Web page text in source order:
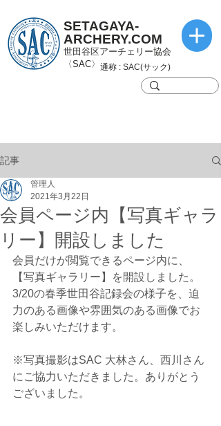
SETAGAYA-
ARCHERY.COM
世田谷区アーチェリー協会
〈SAC〉 通称 : SAC(サック)
記事
会員ページ内【写真ギャラ
リー】開設しました
管理人
2021年3月22日
会員だけが閲覧できるページ内に、
【写真ギャラリー】を開設しました。
3/20の春季世田谷記録会の様子を、迫
力のある画像や雰囲気のある画像でお
楽しみいただけます。
※写真撮影はSAC 大林さん、西川さん
にご協力いただきました。ありがとう
ございました。